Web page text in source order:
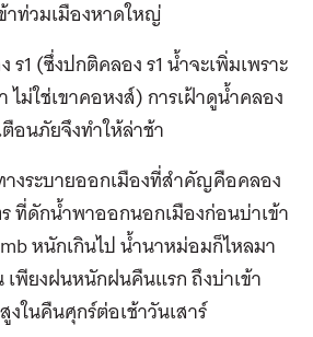
าท่วมเมืองหาดใหญ่
1 (ซึ่งปกติคลอง ร1 น้ำจะเพิ่มเพราะ
ไม่ใช่เขาคอหงส์) การเฝ้าดูน้ำคลอง
อนภัยจึงทำให้ล่าช้า
งระบายออกเมืองที่สำคัญคือคลอง
ที่ดักน้ำพาออกนอกเมืองก่อนบ่าเข้า
หนักเกินไป น้ำนาหม่อมก็ไหลมา
พียงฝนหนักฝนคืนแรก ถึงบ่าเข้า
ในคืนศุกร์ต่อเช้าวันเสาร์